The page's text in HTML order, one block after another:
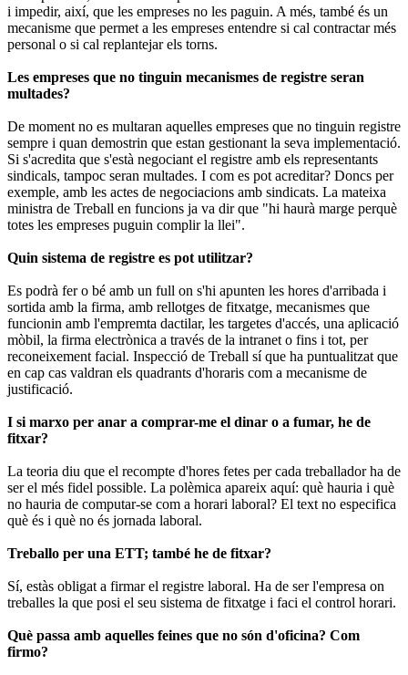
i impedir, així, que les empreses no les paguin. A més, també és un
mecanisme que permet a les empreses entendre si cal contractar més
personal o si cal replantejar els torns.
Les empreses que no tinguin mecanismes de registre seran
multades?
De moment no es multaran aquelles empreses que no tinguin registre
sempre i quan demostrin que estan gestionant la seva implementació.
Si s'acredita que s'està negociant el registre amb els representants
sindicals, tampoc seran multades. I com es pot acreditar? Doncs per
exemple, amb les actes de negociacions amb sindicats. La mateixa
ministra de Treball en funcions ja va dir que "hi haurà marge perquè
totes les empreses puguin complir la llei".
Quin sistema de registre es pot utilitzar?
Es podrà fer o bé amb un full on s'hi apunten les hores d'arribada i
sortida amb la firma, amb rellotges de fitxatge, mecanismes que
funcionin amb l'empremta dactilar, les targetes d'accés, una aplicació
mòbil, la firma electrònica a través de la intranet o fins i tot, per
reconeixement facial. Inspecció de Treball sí que ha puntualitzat que
en cap cas valdran els quadrants d'horaris com a mecanisme de
justificació.
I si marxo per anar a comprar-me el dinar o a fumar, he de
fitxar?
La teoria diu que el recompte d'hores fetes per cada treballador ha de
ser el més fidel possible. La polèmica apareix aquí: què hauria i què
no hauria de computar-se com a horari laboral? El text no especifica
què és i què no és jornada laboral.
Treballo per una ETT; també he de fitxar?
Sí, estàs obligat a firmar el registre laboral. Ha de ser l'empresa on
treballes la que posi el seu sistema de fitxatge i faci el control horari.
Què passa amb aquelles feines que no són d'oficina? Com
firmo?